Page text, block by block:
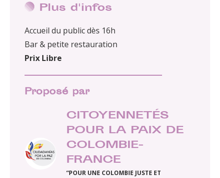
Plus d'infos
Accueil du public dès 16h
Bar & petite restauration
Prix Libre
Proposé par
CITOYENNETÉS
POUR LA PAIX DE
COLOMBIE-
FRANCE
“POUR UNE COLOMBIE JUSTE ET